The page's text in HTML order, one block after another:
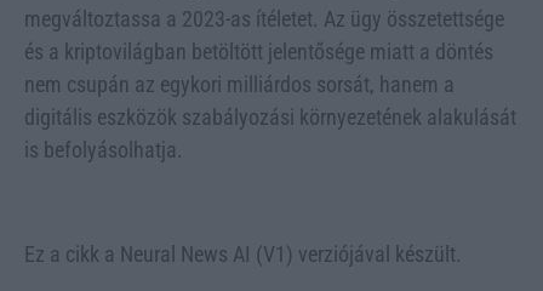
megváltoztassa a 2023-as ítéletet. Az ügy összetettsége
és a kriptovilágban betöltött jelentősége miatt a döntés
nem csupán az egykori milliárdos sorsát, hanem a
digitális eszközök szabályozási környezetének alakulását
is befolyásolhatja.
Ez a cikk a Neural News AI (V1) verziójával készült.